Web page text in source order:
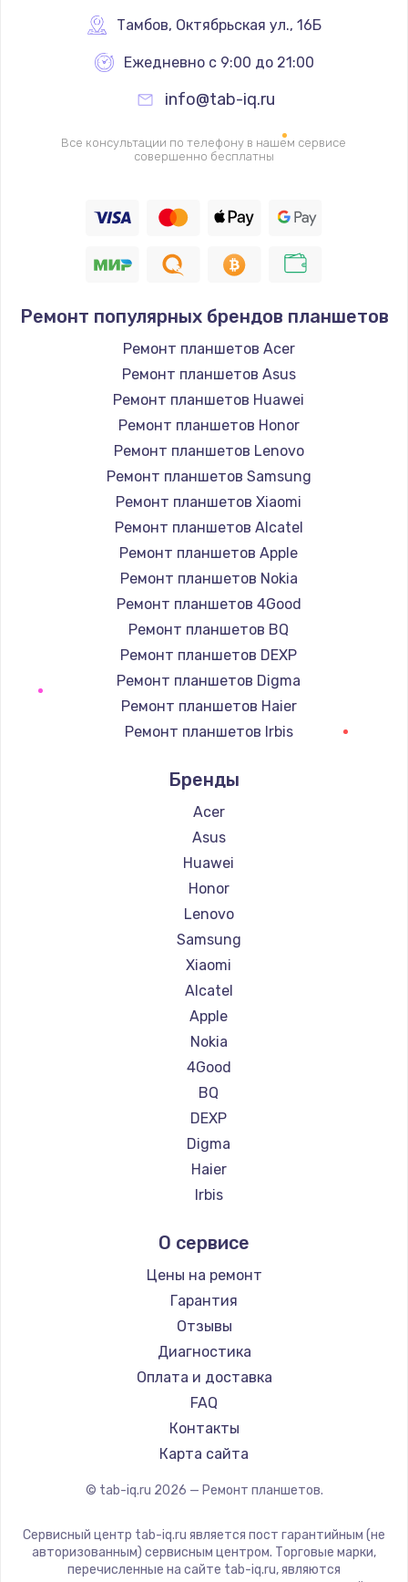
Ремонт подсветки
1200 руб.
Заказать
930 руб.
1060 руб.
Заказать
Замена южного моста
Заказать
Замена материнской платы
Заказать
Тамбов, Октябрьская ул., 16Б
Ежедневно с 9:00 до 21:00
info@tab-iq.ru
Все консультации по телефону в нашем сервисе
совершенно бесплатны
Ремонт популярных брендов планшетов
Ремонт планшетов Acer
Ремонт планшетов Asus
Ремонт планшетов Huawei
Ремонт планшетов Honor
Ремонт планшетов Lenovo
Ремонт планшетов Samsung
Ремонт планшетов Xiaomi
Ремонт планшетов Alcatel
Ремонт планшетов Apple
Ремонт планшетов Nokia
Ремонт планшетов 4Good
Ремонт планшетов BQ
Ремонт планшетов DEXP
Ремонт планшетов Digma
Ремонт планшетов Haier
Ремонт планшетов Irbis
Ремонт планшетов Microsoft
Ремонт планшетов BlackView
Ремонт планшетов Amazon
Ремонт планшетов Aquarius
Ремонт планшетов Philips
Ремонт планшетов Dell
Ремонт планшетов HP
Ремонт планшетов Getac
Ремонт планшетов ZTE
Ремонт планшетов Google
Ремонт планшетов Navitel
Ремонт планшетов Teclast
Ремонт планшетов CHUWI
Бренды
Acer
Asus
Huawei
Honor
Lenovo
Samsung
Xiaomi
Alcatel
Apple
Nokia
4Good
BQ
DEXP
Digma
Haier
Irbis
Microsoft
BlackView
Amazon
Aquarius
Philips
Dell
HP
Getac
ZTE
CHUWI
О сервисе
Цены на ремонт
Гарантия
Отзывы
Диагностика
Оплата и доставка
FAQ
Контакты
Карта сайта
© tab-iq.ru 2026 — Ремонт планшетов.
Сервисный центр tab-iq.ru является пост гарантийным (не
авторизованным) сервисным центром. Торговые марки,
перечисленные на сайте tab-iq.ru, являются